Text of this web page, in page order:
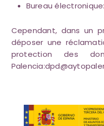
Bureau
Cependant, dans un
déposer une
protection des
Palencia: